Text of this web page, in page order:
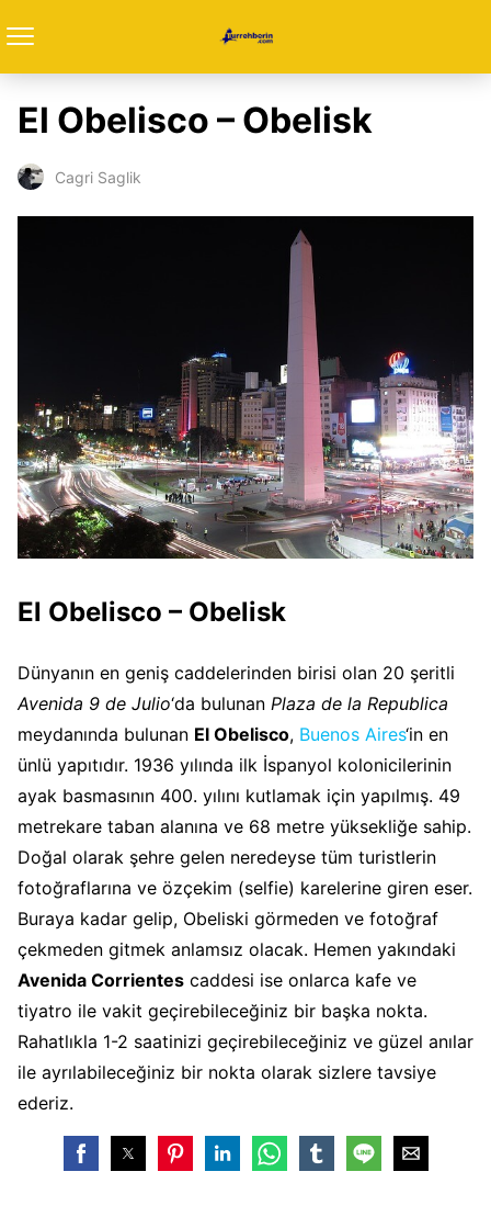
El Obelisco – Obelisk
Cagri Saglik
El Obelisco – Obelisk
Dünyanın en geniş caddelerinden birisi olan 20 şeritli
Avenida 9 de Julio‘da bulunan Plaza de la Republica
meydanında bulunan El Obelisco, Buenos Aires‘in en
ünlü yapıtıdır. 1936 yılında ilk İspanyol kolonicilerinin
ayak basmasının 400. yılını kutlamak için yapılmış. 49
metrekare taban alanına ve 68 metre yüksekliğe sahip.
Doğal olarak şehre gelen neredeyse tüm turistlerin
fotoğraflarına ve özçekim (selfie) karelerine giren eser.
Buraya kadar gelip, Obeliski görmeden ve fotoğraf
çekmeden gitmek anlamsız olacak. Hemen yakındaki
Avenida Corrientes caddesi ise onlarca kafe ve
tiyatro ile vakit geçirebileceğiniz bir başka nokta.
Rahatlıkla 1-2 saatinizi geçirebileceğiniz ve güzel anılar
ile ayrılabileceğiniz bir nokta olarak sizlere tavsiye
ederiz.